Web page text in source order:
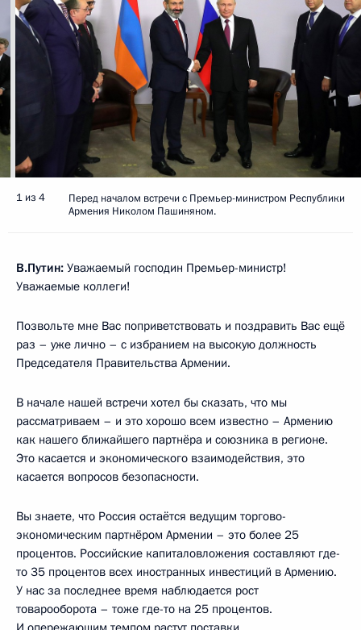
1 из 4
Перед началом встречи с Премьер-министром Республики
Армения Николом Пашиняном.
В.Путин: Уважаемый господин Премьер-министр!
Уважаемые коллеги!
Позвольте мне Вас поприветствовать и поздравить Вас ещё
раз – уже лично – с избранием на высокую должность
Председателя Правительства Армении.
В начале нашей встречи хотел бы сказать, что мы
рассматриваем – и это хорошо всем известно – Армению
как нашего ближайшего партнёра и союзника в регионе.
Это касается и экономического взаимодействия, это
касается вопросов безопасности.
Вы знаете, что Россия остаётся ведущим торгово-
экономическим партнёром Армении – это более 25
процентов. Российские капиталовложения составляют где-
то 35 процентов всех иностранных инвестиций в Армению.
У нас за последнее время наблюдается рост
товарооборота – тоже где-то на 25 процентов.